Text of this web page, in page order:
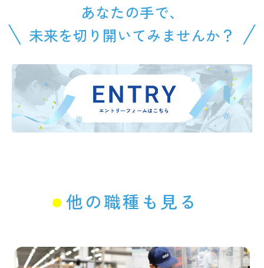
あなたの手で、
未来を切り開いてみませんか？
他の職種も見る